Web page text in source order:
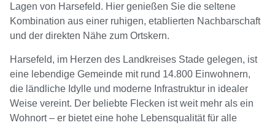
Lagen von Harsefeld. Hier genießen Sie die seltene
Kombination aus einer ruhigen, etablierten Nachbarschaft
und der direkten Nähe zum Ortskern.
Harsefeld, im Herzen des Landkreises Stade gelegen, ist
eine lebendige Gemeinde mit rund 14.800 Einwohnern,
die ländliche Idylle und moderne Infrastruktur in idealer
Weise vereint. Der beliebte Flecken ist weit mehr als ein
Wohnort – er bietet eine hohe Lebensqualität für alle